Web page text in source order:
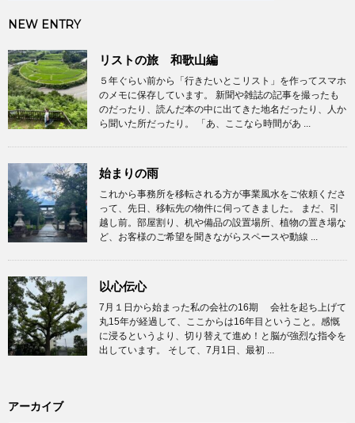
NEW ENTRY
リストの旅 和歌山編
５年ぐらい前から「行きたいとこリスト」を作ってスマホ
のメモに保存しています。 新聞や雑誌の記事を撮ったも
のだったり、読んだ本の中に出てきた地名だったり、人か
ら聞いた所だったり。 「あ、ここなら時間があ ...
始まりの雨
これから事務所を移転される方が事業風水をご依頼くださ
って、先日、移転先の物件に伺ってきました。 まだ、引
越し前。部屋割り、机や備品の設置場所、植物の置き場な
ど、お客様のご希望を聞きながらスペースや動線 ...
以心伝心
7月１日から始まった私の会社の16期 会社を起ち上げて
丸15年が経過して、ここからは16年目ということ。感慨
に浸るというより、切り替えて進め！と脳が強烈な指令を
出しています。 そして、7月1日、最初 ...
アーカイブ